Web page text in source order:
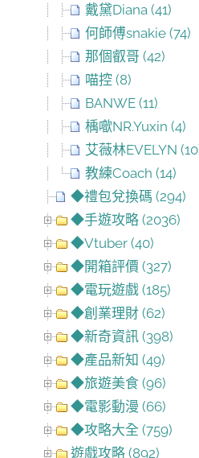
戴黛Diana (41)
何師傅snakie (74)
那個叡哥 (42)
喵控 (8)
BANWE (11)
楀噷NR.Yuxin (4)
艾薇林EVELYN
教練Coach (14)
◆禮包兌換碼 (294)
◆手遊攻略 (2036)
◆Vtuber (40)
◆開箱評價 (327)
◆電玩遊戲 (185)
◆創業理財 (62)
◆新奇資訊 (398)
◆產品新知 (49)
◆旅遊美食 (96)
◆電影動漫 (66)
◆攻略大全 (759)
遊戲攻略 (892)